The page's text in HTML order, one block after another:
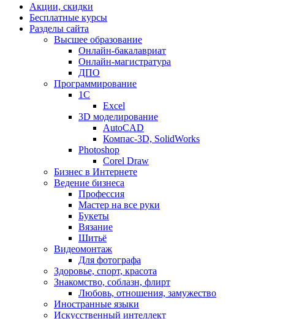
Акции, скидки
Бесплатные курсы
Разделы сайта
Высшее образование
Онлайн-бакалавриат
Онлайн-магистратура
ДПО
Программирование
1С
Excel
3D моделирование
AutoCAD
Компас-3D, SolidWorks
Photoshop
Corel Draw
Бизнес в Интернете
Ведение бизнеса
Профессия
Мастер на все руки
Букеты
Вязание
Шитьё
Видеомонтаж
Для фотографа
Здоровье, спорт, красота
Знакомство, соблазн, флирт
Любовь, отношения, замужество
Иностранные языки
Искусственный интеллект